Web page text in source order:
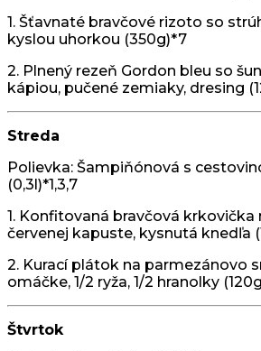
1. Šťavnaté bravčové rizoto so
kyslou uhorkou (350g)*7
2. Plnený rezeň Gordon bleu so
kápiou, pučené zemiaky, dresing
Streda
Polievka: Šampiňónová s
(0,3l)*1,3,7
1. Konfitovaná bravčová krkovička
červenej kapuste, kysnutá knedľa
2. Kurací plátok na parmezánovo
omáčke, 1/2 ryža, 1/2 hranolky
Štvrtok